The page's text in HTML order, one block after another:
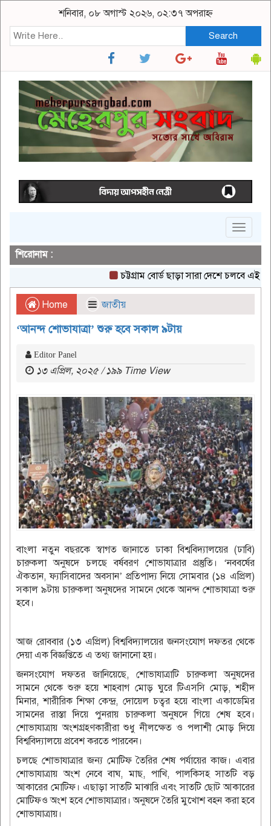
শনিবার, ০৮ অগাস্ট ২০২৬, ০২:৩৭ অপরাহ্ন
Search
Toggle
শিরোনাম :
চট্টগ্রাম বোর্ড ছাড়া সারা দেশে চলবে এইচএসসি
Home জাতীয়
‘আনন্দ শোভাযাত্রা’ শুরু হবে সকাল ৯টায়
Editor Panel
১৩ এপ্রিল, ২০২৫ / ১৯৯ Time View
বাংলা নতুন বছরকে স্বাগত জানাতে ঢাকা বিশ্ববিদ্যালয়ের (ঢাবি)
চারুকলা অনুষদে চলছে বর্ষবরণ শোভাযাত্রার প্রস্তুতি। ‘নববর্ষের
ঐকতান, ফ্যাসিবাদের অবসান’ প্রতিপাদ্য নিয়ে সোমবার (১৪ এপ্রিল)
সকাল ৯টায় চারুকলা অনুষদের সামনে থেকে আনন্দ শোভাযাত্রা শুরু
হবে।
আজ রোববার (১৩ এপ্রিল) বিশ্ববিদ্যালয়ের জনসংযোগ দফতর থেকে
দেয়া এক বিজ্ঞপ্তিতে এ তথ্য জানানো হয়।
জনসংযোগ দফতর জানিয়েছে, শোভাযাত্রাটি চারুকলা অনুষদের
সামনে থেকে শুরু হয়ে শাহবাগ মোড় ঘুরে টিএসসি মোড়, শহীদ
মিনার, শারীরিক শিক্ষা কেন্দ্র, দোয়েল চত্বর হয়ে বাংলা একাডেমির
সামনের রাস্তা দিয়ে পুনরায় চারুকলা অনুষদে গিয়ে শেষ হবে।
শোভাযাত্রায় অংশগ্রহণকারীরা শুধু নীলক্ষেত ও পলাশী মোড় দিয়ে
বিশ্ববিদ্যালয়ে প্রবেশ করতে পারবেন।
চলছে শোভাযাত্রার জন্য মোটিফ তৈরির শেষ পর্যায়ের কাজ। এবার
শোভাযাত্রায় অংশ নেবে বাঘ, মাছ, পাখি, পালকিসহ সাতটি বড়
আকারের মোটিফ। এছাড়া সাতটি মাঝারি এবং সাতটি ছোট আকারের
মোটিফও অংশ হবে শোভাযাত্রার। অনুষদে তৈরি মুখোশ বহন করা হবে
শোভাযাত্রায়।